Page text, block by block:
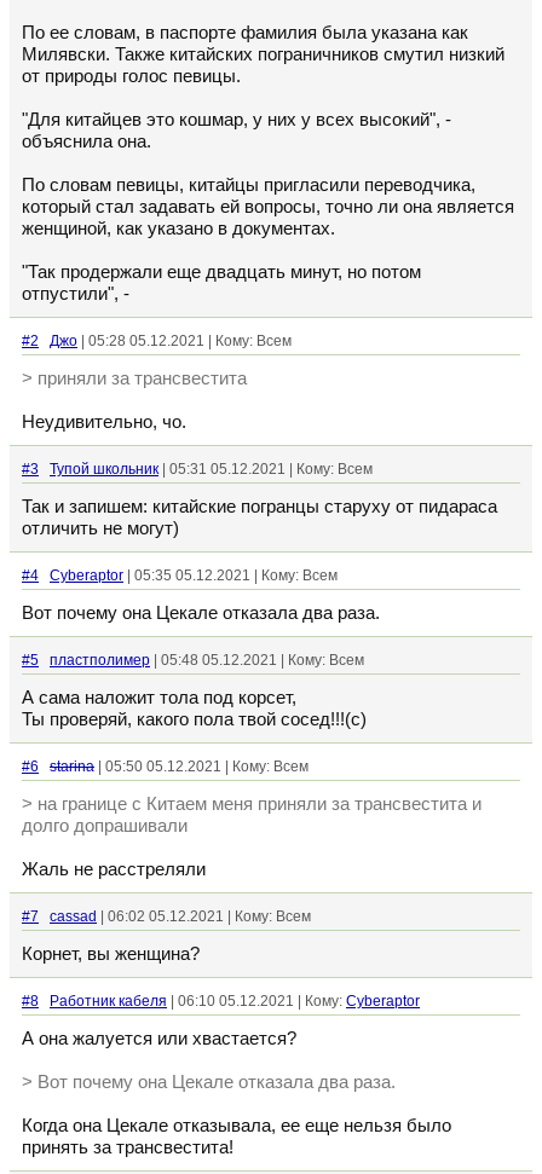
По ее словам, в паспорте фамилия была указана как
Милявски. Также китайских пограничников смутил низкий
от природы голос певицы.
"Для китайцев это кошмар, у них у всех высокий", -
объяснила она.
По словам певицы, китайцы пригласили переводчика,
который стал задавать ей вопросы, точно ли она является
женщиной, как указано в документах.
"Так продержали еще двадцать минут, но потом
отпустили", -
#2 Джо | 05:28 05.12.2021 | Кому: Всем
> приняли за трансвестита
Неудивительно, чо.
#3 Тупой школьник | 05:31 05.12.2021 | Кому: Всем
Так и запишем: китайские погранцы старуху от пидараса
отличить не могут)
#4 Cyberaptor | 05:35 05.12.2021 | Кому: Всем
Вот почему она Цекале отказала два раза.
#5 пластполимер | 05:48 05.12.2021 | Кому: Всем
А сама наложит тола под корсет,
Ты проверяй, какого пола твой сосед!!!(с)
#6 starina | 05:50 05.12.2021 | Кому: Всем
> на границе с Китаем меня приняли за трансвестита и
долго допрашивали
Жаль не расстреляли
#7 cassad | 06:02 05.12.2021 | Кому: Всем
Корнет, вы женщина?
#8 Работник кабеля | 06:10 05.12.2021 | Кому: Cyberaptor
А она жалуется или хвастается?
> Вот почему она Цекале отказала два раза.
Когда она Цекале отказывала, ее еще нельзя было
принять за трансвестита!